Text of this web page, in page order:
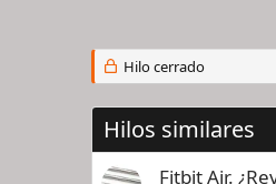
Hilo cerrado
Hilos similares
Fitbit Air.